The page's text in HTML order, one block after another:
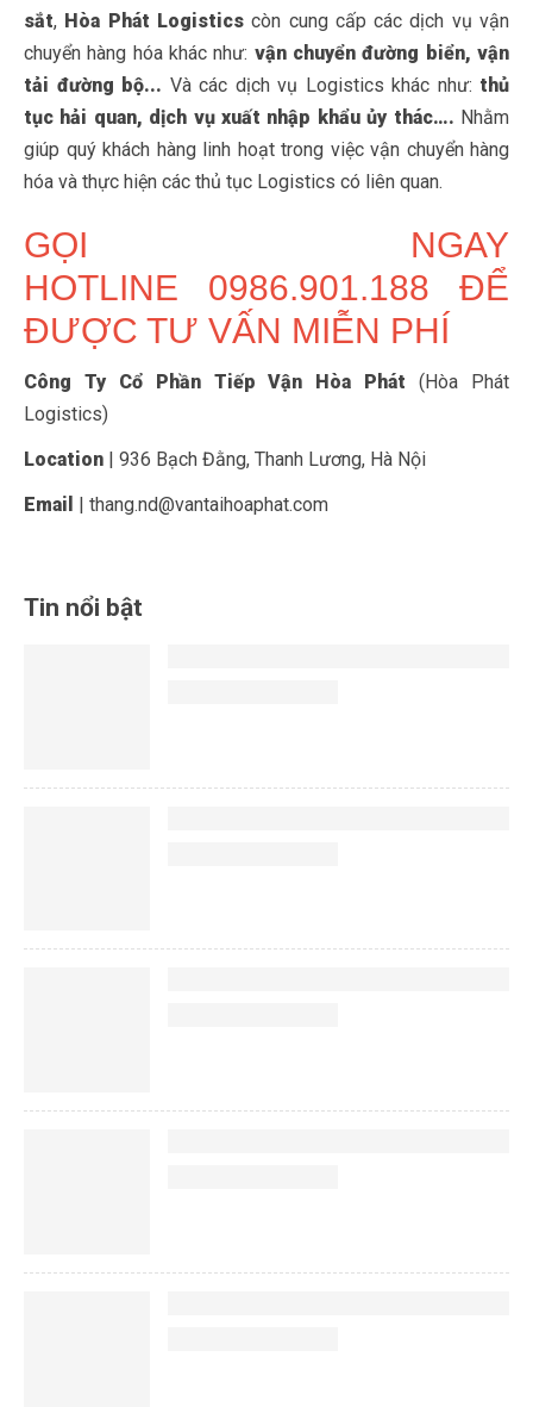
sắt, Hòa Phát Logisticscòn cung cấp các dịch vụ vận
chuyển hàng hóa khác như: vận chuyển đường biển, vận
tải đường bộ... Và các dịch vụ Logistics khác như: thủ
tục hải quan, dịch vụ xuất nhập khẩu ủy thác…. Nhằm
giúp quý khách hàng linh hoạt trong việc vận chuyển hàng
hóa và thực hiện các thủ tục Logistics có liên quan.
GỌI NGAY
HOTLINE 0986.901.188 ĐỂ
ĐƯỢC TƯ VẤN MIỄN PHÍ
Công Ty Cổ Phần Tiếp Vận Hòa Phát(Hòa Phát
Logistics)
Location | 936 Bạch Đằng, Thanh Lương, Hà Nội
Email | thang.nd@vantaihoaphat.com
Tin nổi bật